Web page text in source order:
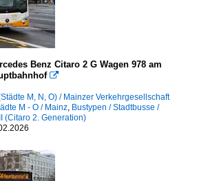
Benz Citaro 2 G Wagen 978 am

M, N, O) / Mainzer Verkehrgesellschaft
M - O / Mainz, Bustypen / Stadtbusse /
(Citaro 2. Generation)